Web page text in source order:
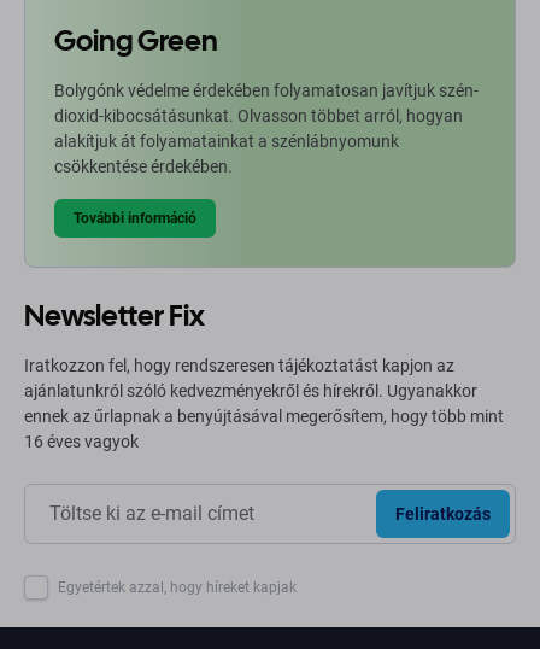
Going Green
Bolygónk védelme érdekében folyamatosan javítjuk szén-
dioxid-kibocsátásunkat. Olvasson többet arról, hogyan
alakítjuk át folyamatainkat a szénlábnyomunk
csökkentése érdekében.
További információ
Newsletter Fix
Iratkozzon fel, hogy rendszeresen tájékoztatást kapjon az
ajánlatunkról szóló kedvezményekről és hírekről. Ugyanakkor
ennek az űrlapnak a benyújtásával megerősítem, hogy több mint
16 éves vagyok
Feliratkozás
Egyetértek azzal, hogy híreket kapjak